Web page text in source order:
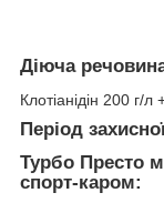
Діюча
Клотіанідін 200 г/
Період
Турбо Престо
спорт-каром: